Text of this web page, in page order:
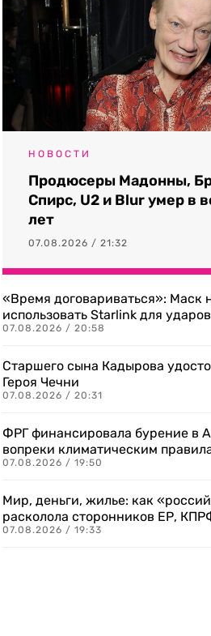
НОВОСТИ
Продюсеры Мадонны,
Спирс, U2 и Blur умер в
лет
07.08.2026 / 21:32
«Время договариваться»: Маск
использовать Starlink для
07.08.2026 / 20:58
Старшего сына Кадырова
Героя Чечни
07.08.2026 / 20:31
ФРГ финансировала бурение в
вопреки климатическим
07.08.2026 / 19:50
Мир, деньги, жилье: как
расколола сторонников ЕР,
07.08.2026 / 19:33